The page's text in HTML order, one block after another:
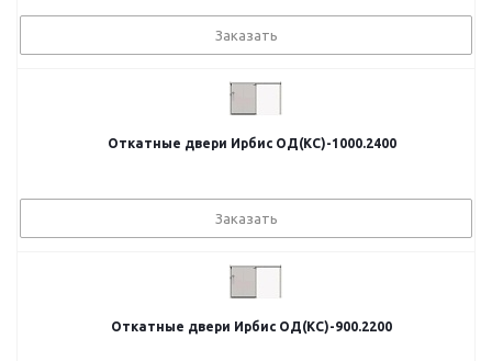
Заказать
Откатные двери Ирбис ОД(КС)-1000.2400
Заказать
Откатные двери Ирбис ОД(КС)-900.2200